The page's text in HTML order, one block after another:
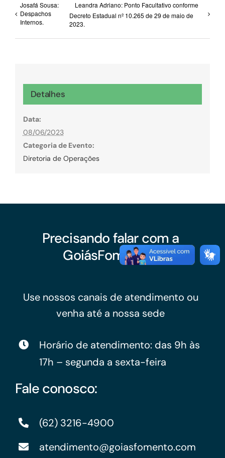
Josafá Sousa:
Despachos
Internos.
Leandra Adriano: Ponto Facultativo conforme
Decreto Estadual nº 10.265 de 29 de maio de
2023.
Detalhes
Data:
08/06/2023
Categoria de Evento:
Diretoria de Operações
Precisando falar com a
GoiásFomento?
Use nossos canais de atendimento ou
venha até a nossa sede
Horário de atendimento: das 9h às
17h – segunda a sexta-feira
Fale conosco:
(62) 3216-4900
atendimento@goiasfomento.com